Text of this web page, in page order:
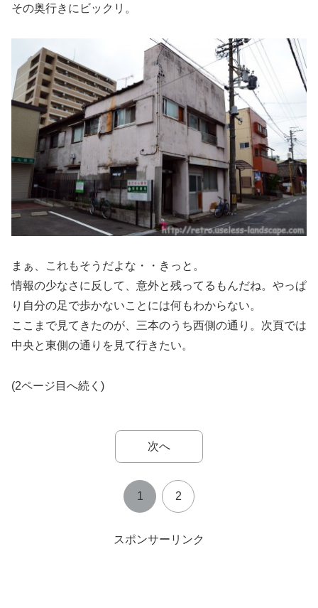
その奥行きにビックリ。
まぁ、これもそうだよな・・きっと。
情報の少なさに反して、意外と残ってるもんだね。やっぱ
り自分の足で歩かないことには何もわからない。
ここまで見てきたのが、三本のうち西側の通り。次頁では
中央と東側の通りを見て行きたい。
(2ページ目へ続く)
次へ
1 2
スポンサーリンク